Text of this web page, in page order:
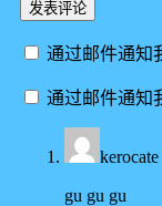
通过邮件通知
通过邮件通知
kerocate
gu gu gu